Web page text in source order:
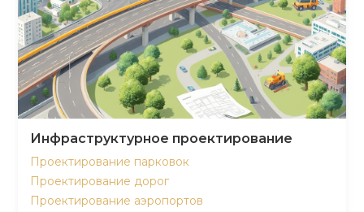
Инфраструктурное проектирование
Проектирование парковок
Проектирование дорог
Проектирование аэропортов